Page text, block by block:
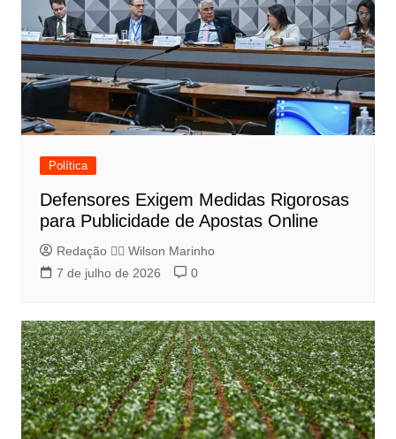
Política
Defensores Exigem Medidas Rigorosas
para Publicidade de Apostas Online
Redação 👨‍⚖️​ Wilson Marinho
7 de julho de 2026
0